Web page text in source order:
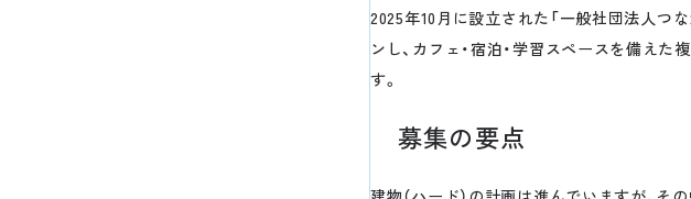
2025年10月に設立された「一般社団法人つ
ンし、カフェ・宿泊・学習スペースを備えた
す。
募集の要点